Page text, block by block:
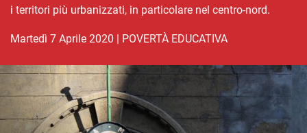
i territori più urbanizzati, in particolare nel centro-nord.
martedì 7 Aprile 2020 | POVERTÀ EDUCATIVA